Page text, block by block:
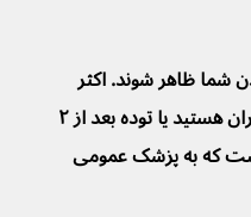
از بدن شما ظاهر شوند. اکثر
که به پزشک عمومی